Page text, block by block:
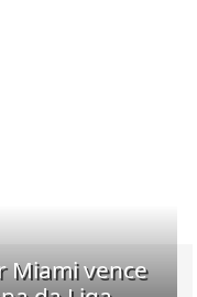
Miami vence